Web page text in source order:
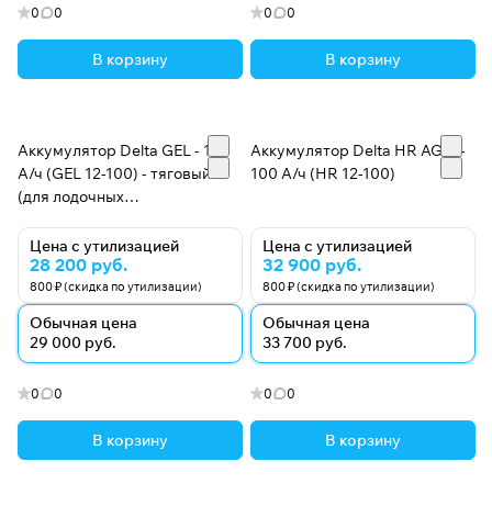
0 0
В корзину
0 0
В корзину
Аккумулятор Delta GEL - 100
А/ч (GEL 12-100) - тяговый
(для лодочных
Цена с утилизацией
28 200 руб.
800 ₽ (скидка по утилизации)
Обычная цена
29 000 руб.
0 0
В корзину
Аккумулятор Delta HR AGM -
100 А/ч (HR 12-100)
Цена с утилизацией
32 900 руб.
800 ₽ (скидка по утилизации)
Обычная цена
33 700 руб.
0 0
В корзину